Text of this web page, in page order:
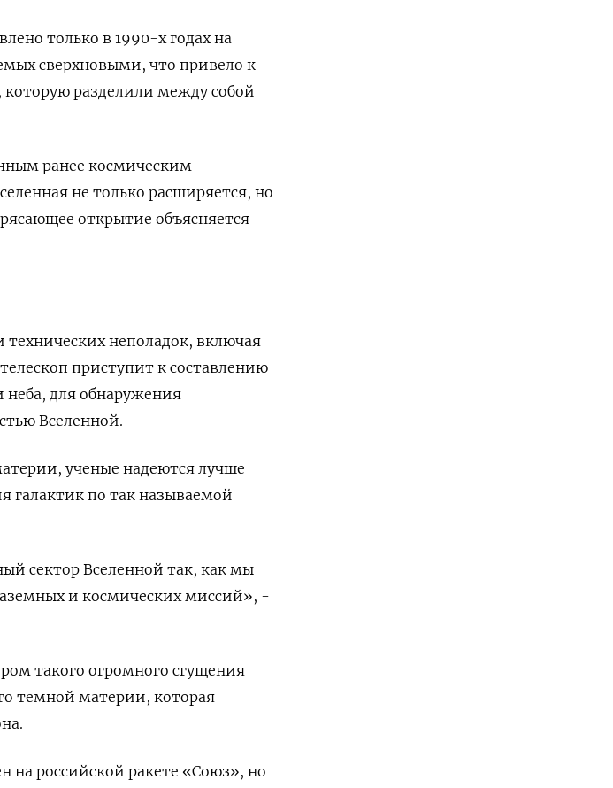
только в 1990-х годах на
сверхновыми, что привело к
разделили между собой
ранее космическим
не только расширяется, но
открытие объясняется
технических неполадок, включая
приступит к составлению
для обнаружения
Вселенной.
ученые надеются лучше
галактик по так называемой
сектор Вселенной так, как мы
и космических миссий», -
такого огромного сгущения
темной материи, которая
на российской ракете «Союз», но